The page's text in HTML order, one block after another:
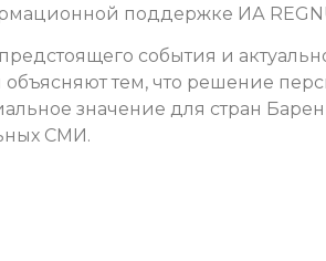
поддержке ИА
события и
объясняют тем, что решение
значение для стран
СМИ.